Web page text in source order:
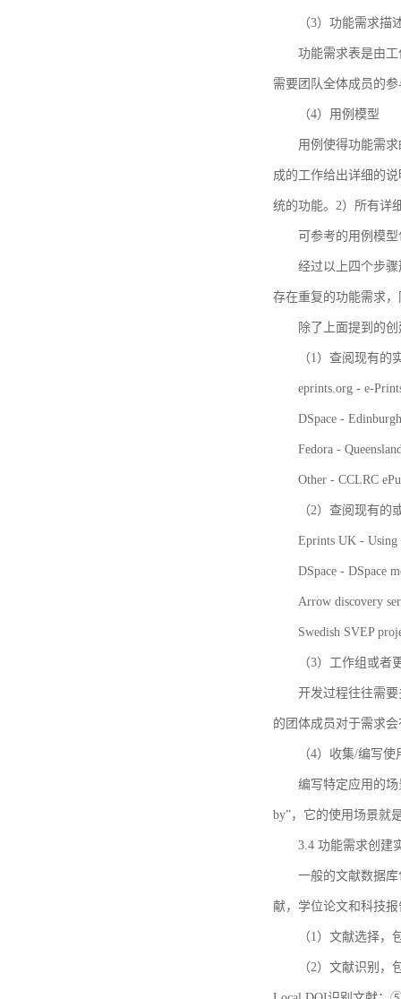
（3）功能需求描
功能需求表是由
需要团队全体成员的
（4）用例模型
用例使得功能需
成的工作给出详细的
统的功能。2）所有详
可参考的用例模
经过以上四个步
存在重复的功能需求
除了上面提到的
（1）查阅现有的
eprints.org - e-
DSpace -
Fedora -
Other - CCLRC
（2）查阅现有
Eprints UK - Using
DSpace - DSpace
Arrow discovery
Swedish SVEP
（3）工作组或者
开发过程往往需
的团体成员对于需求
（4）收集/编写
编写特定应用的场
by”，它的使用场景就
3.4 功能需求创建
一般的文献数据
献，学位论文和科技
（1）文献选择
（2）文献识别